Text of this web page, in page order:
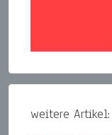
weitere Artikel: